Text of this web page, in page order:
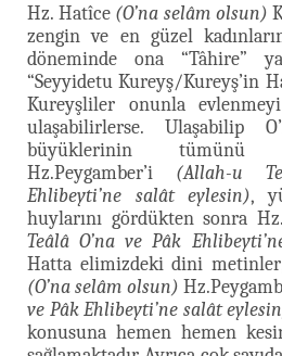
Hz. Hatîce (O’na selâm olsun)
zengin ve en güzel
döneminde ona “Tâhire”
“Seyyidetu Kureyş/Kureyş’in
Kureyşliler onunla
ulaşabilirlerse. Ulaşabilip
büyüklerinin tümünü
Hz.Peygamber’i (Allah-u
Ehlibeyti’ne salât eylesin),
huylarını gördükten sonra
Teâlâ O’na ve Pâk
Hatta elimizdeki dini
(O’na selâm olsun)
ve Pâk Ehlibeyti’ne salât
konusuna hemen hemen